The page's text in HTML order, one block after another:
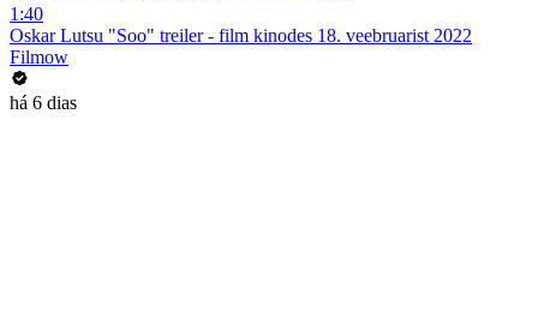
1:40
Oskar Lutsu "Soo" treiler - film kinodes 18. veebruarist 2022
Filmow
há 6 dias